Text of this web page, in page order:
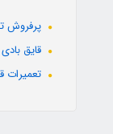
پرفروش
قایق
تعمیرات